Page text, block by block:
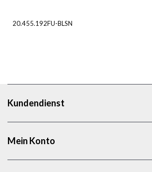
20.455.192FU-BLSN
Kundendienst
Mein Konto